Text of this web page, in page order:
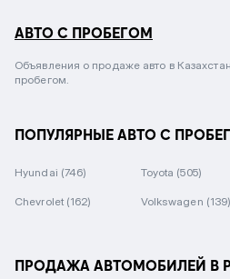
АВТО С ПРОБЕГОМ
Объявления о продаже авто в
пробегом.
ПОПУЛЯРНЫЕ АВТО С
Hyundai (746) Toyota (505)
Chevrolet (162) Volkswagen (139)
ПРОДАЖА АВТОМОБИЛЕЙ В